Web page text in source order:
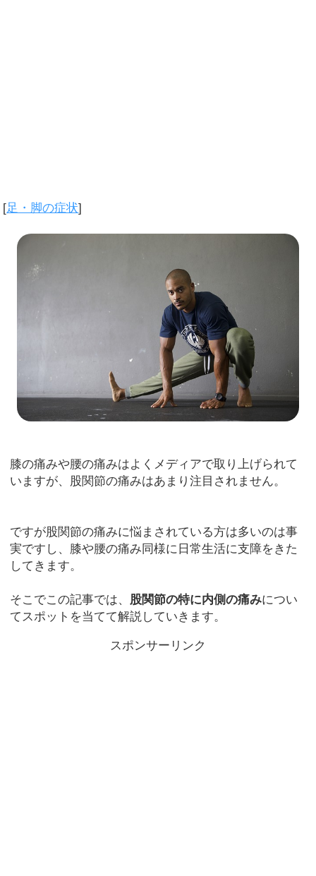
[足・脚の症状]
膝の痛みや腰の痛みはよくメディアで取り上げられて
いますが、股関節の痛みはあまり注目されません。
ですが股関節の痛みに悩まされている方は多いのは事
実ですし、膝や腰の痛み同様に日常生活に支障をきた
してきます。
そこでこの記事では、 股関節の特に内側の痛みについ
てスポットを当てて解説していきます。
スポンサーリンク